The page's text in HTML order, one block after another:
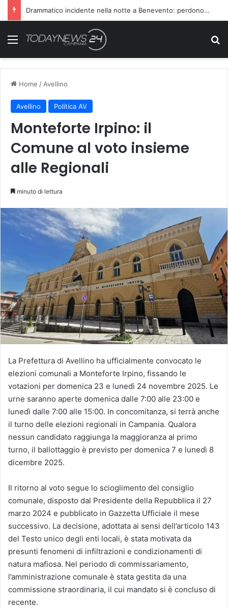
Drammatico incidente nella notte a Benevento: perdono la vita due persone
Menu
Home / Avellino
Avellino Politica AV
Monteforte Irpino: il
Comune al voto insieme
alle Regionali
minuto di lettura
La Prefettura di Avellino ha ufficialmente convocato le
elezioni comunali a Monteforte Irpino, fissando le
votazioni per domenica 23 e lunedì 24 novembre 2025. Le
urne saranno aperte domenica dalle 7:00 alle 23:00 e
lunedì dalle 7:00 alle 15:00. In concomitanza, si terrà anche
il turno delle elezioni regionali in Campania. Qualora
nessun candidato raggiunga la maggioranza al primo
turno, il ballottaggio è previsto per domenica 7 e lunedì 8
dicembre 2025.
Il ritorno al voto segue lo scioglimento del consiglio
comunale, disposto dal Presidente della Repubblica il 27
marzo 2024 e pubblicato in Gazzetta Ufficiale il mese
successivo. La decisione, adottata ai sensi dell’articolo 143
del Testo unico degli enti locali, è stata motivata da
presunti fenomeni di infiltrazioni e condizionamenti di
natura mafiosa. Nel periodo di commissariamento,
l’amministrazione comunale è stata gestita da una
commissione straordinaria, il cui mandato si è concluso di
recente.